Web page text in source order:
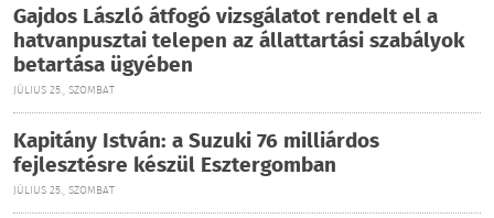
Gajdos László átfogó vizsgálatot rendelt el a
hatvanpusztai telepen az állattartási szabályok
betartása ügyében
JÚLIUS 25., SZOMBAT
Kapitány István: a Suzuki 76 milliárdos
fejlesztésre készül Esztergomban
JÚLIUS 25., SZOMBAT